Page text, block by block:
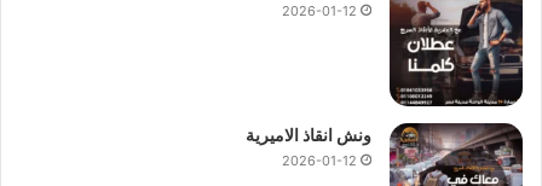
2026-01-12
ونش انقاذ الاميرية
2026-01-12